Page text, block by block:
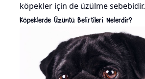
köpekler için de üzülme sebebidir.
Köpeklerde Üzüntü Belirtileri Nelerdir?